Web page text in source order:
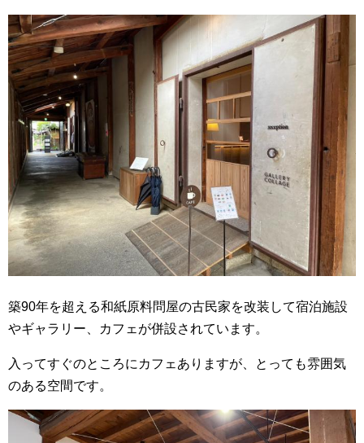
築90年を超える和紙原料問屋の古民家を改装して宿泊施設
やギャラリー、カフェが併設されています。
入ってすぐのところにカフェありますが、とっても雰囲気
のある空間です。